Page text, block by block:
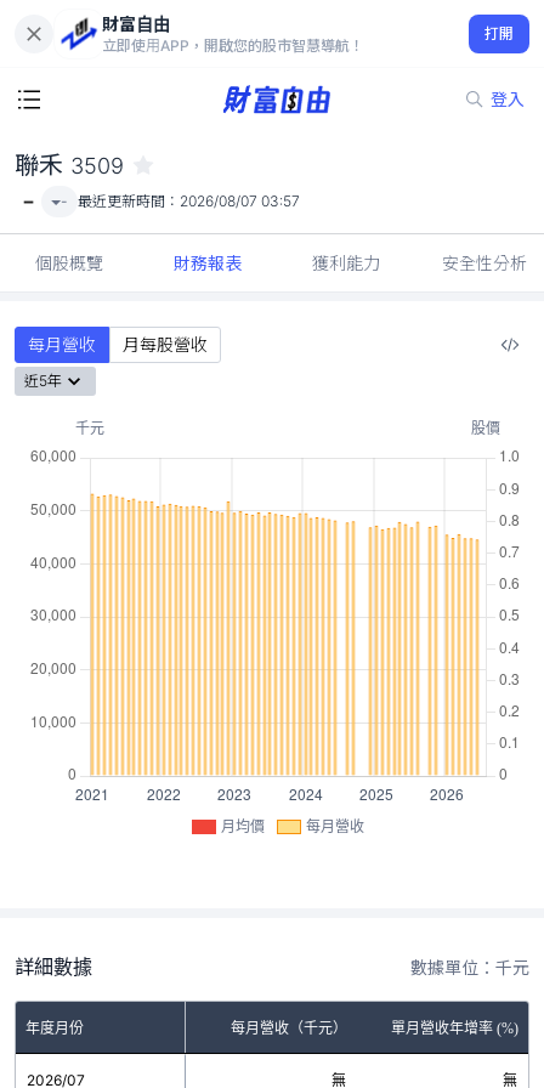
財富自由
立即使用APP，開啟您的股市智慧導航！
打開
登入
-
聯禾 3509
- - 最近更新時間： 2026/08/07 03:57
個股概覽 財務報表 獲利能力 安全性分析
每月營收 月每股營收
近5年
月均價 每月營收
詳細數據 數據單位：千元
年度月份 每月營收（千元） 單月營收年增率 (%)
2026/07 無 無